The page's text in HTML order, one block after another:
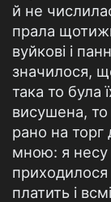
й не
прала
вуйкові і
значилося,
така то була
висушена, то
рано на торг
мною: я несу
платить і